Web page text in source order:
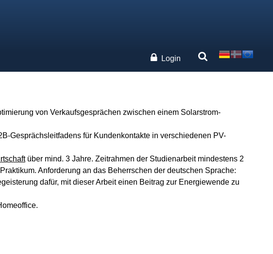
Login
von Verkaufsgesprächen zwischen einem Solarstrom-
Gesprächsleitfadens für Kundenkontakte in verschiedenen PV-
über mind. 3 Jahre. Zeitrahmen der Studienarbeit mindestens 2
Anforderung an das Beherrschen der deutschen Sprache:
dafür, mit dieser Arbeit einen Beitrag zur Energiewende zu